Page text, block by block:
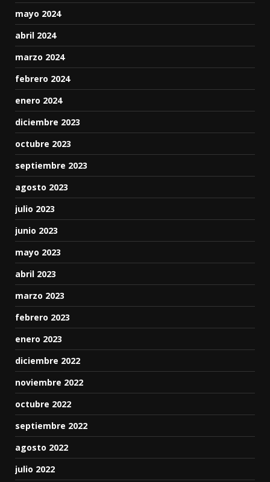
mayo 2024
abril 2024
marzo 2024
febrero 2024
enero 2024
diciembre 2023
octubre 2023
septiembre 2023
agosto 2023
julio 2023
junio 2023
mayo 2023
abril 2023
marzo 2023
febrero 2023
enero 2023
diciembre 2022
noviembre 2022
octubre 2022
septiembre 2022
agosto 2022
julio 2022